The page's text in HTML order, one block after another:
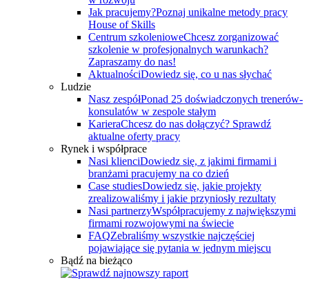
Jak pracujemy?Poznaj unikalne metody pracy
House of Skills
Centrum szkolenioweChcesz zorganizować
szkolenie w profesjonalnych warunkach?
Zapraszamy do nas!
AktualnościDowiedz się, co u nas słychać
Ludzie
Nasz zespółPonad 25 doświadczonych trenerów-
konsulatów w zespole stałym
KarieraChcesz do nas dołączyć? Sprawdź
aktualne oferty pracy
Rynek i współprace
Nasi klienciDowiedz się, z jakimi firmami i
branżami pracujemy na co dzień
Case studiesDowiedz się, jakie projekty
zrealizowaliśmy i jakie przyniosły rezultaty
Nasi partnerzyWspółpracujemy z największymi
firmami rozwojowymi na świecie
FAQZebraliśmy wszystkie najczęściej
pojawiające się pytania w jednym miejscu
Bądź na bieżąco